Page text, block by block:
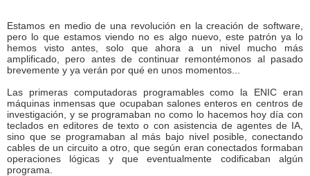
Estamos en medio de una revolución en la creación de software,
pero lo que estamos viendo no es algo nuevo, este patrón ya lo
hemos visto antes, solo que ahora a un nivel mucho más
amplificado, pero antes de continuar remontémonos al pasado
brevemente y ya verán por qué en unos momentos...
Las primeras computadoras programables como la ENIC eran
máquinas inmensas que ocupaban salones enteros en centros de
investigación, y se programaban no como lo hacemos hoy día con
teclados en editores de texto o con asistencia de agentes de IA,
sino que se programaban al más bajo nivel posible, conectando
cables de un circuito a otro, que según eran conectados formaban
operaciones lógicas y que eventualmente codificaban algún
programa.